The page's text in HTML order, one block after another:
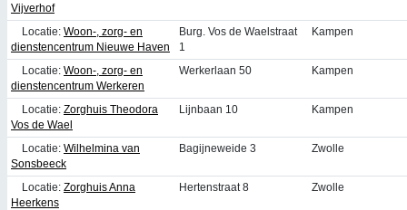
Vijverhof
Locatie: Woon-, zorg- en
dienstencentrum Nieuwe Haven
Burg. Vos de Waelstraat
1
Kampen
Locatie: Woon-, zorg- en
dienstencentrum Werkeren
Werkerlaan 50 Kampen
Locatie: Zorghuis Theodora
Vos de Wael
Lijnbaan 10 Kampen
Locatie: Wilhelmina van
Sonsbeeck
Bagijneweide 3 Zwolle
Locatie: Zorghuis Anna
Heerkens
Hertenstraat 8 Zwolle